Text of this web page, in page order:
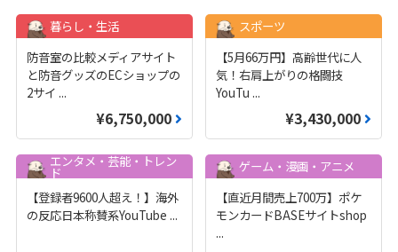
暮らし・生活
防音室の比較メディアサイト
と防音グッズのECショップの
2サイ ...
¥6,750,000
スポーツ
【5月66万円】高齢世代に人
気！右肩上がりの格闘技
YouTu ...
¥3,430,000
エンタメ・芸能・トレン
ド
【登録者9600人超え！】海外
の反応日本称賛系YouTube ...
ゲーム・漫画・アニメ
【直近月間売上700万】ポケ
モンカードBASEサイトshop
...